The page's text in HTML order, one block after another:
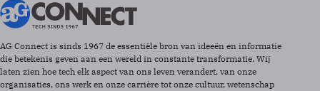
AG Connect is sinds 1967 de essentiële bron van ideeën en informatie
die betekenis geven aan een wereld in constante transformatie. Wij
laten zien hoe tech elk aspect van ons leven verandert, van onze
organisaties, ons werk en onze carrière tot onze cultuur, wetenschap